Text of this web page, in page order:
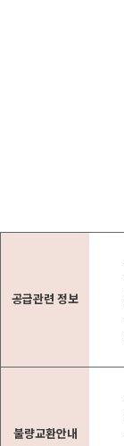
공급관련 정보
불량교환안내